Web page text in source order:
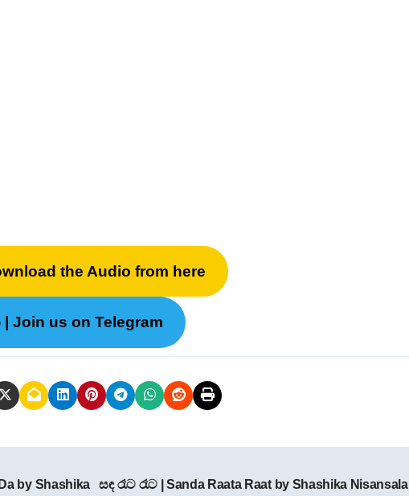
the Audio from here
us on Telegram
by Shashika
සඳ රෑට රෑට | Sanda Raata Raat by Shashika Nisansala